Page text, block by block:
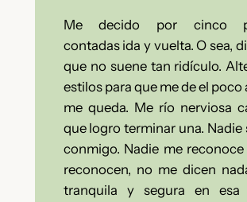
Me decido por cinco
contadas ida y vuelta. O sea,
que no suene tan ridículo.
estilos para que me de el poco
me queda. Me río nerviosa
que logro terminar una. Nadie
conmigo. Nadie me
reconocen, no me dicen
tranquila y segura en esa